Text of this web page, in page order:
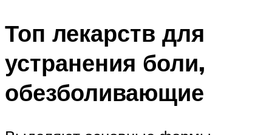
Топ лекарств для
устранения боли,
обезболивающие